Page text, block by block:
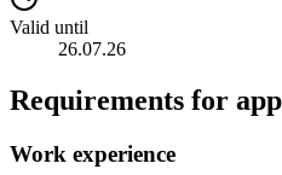
Valid until
26.07.26
Requirements for
Work experience